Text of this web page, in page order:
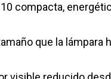
compacta,
que la lámpara